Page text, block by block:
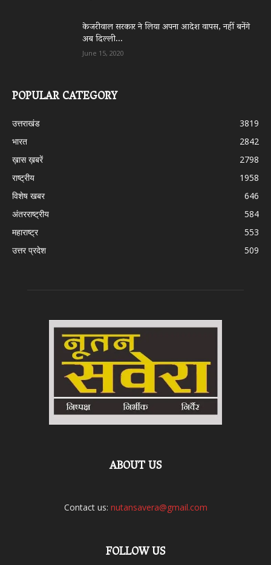
केजरीवाल सरकार ने लिया अपना आदेश वापस, नहीं बनेंगे
अब दिल्ली...
June 15, 2020
POPULAR CATEGORY
उत्तराखंड
3819
भारत
2842
ख़ास ख़बरें
2798
राष्ट्रीय
1958
विशेष खबर
646
अंतरराष्ट्रीय
584
महाराष्ट्र
553
उत्तर प्रदेश
509
ABOUT US
Contact us: nutansavera@gmail.com
FOLLOW US